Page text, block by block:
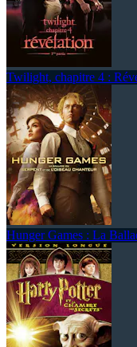
Twilight, chapitre 4 :
Hunger Games : La